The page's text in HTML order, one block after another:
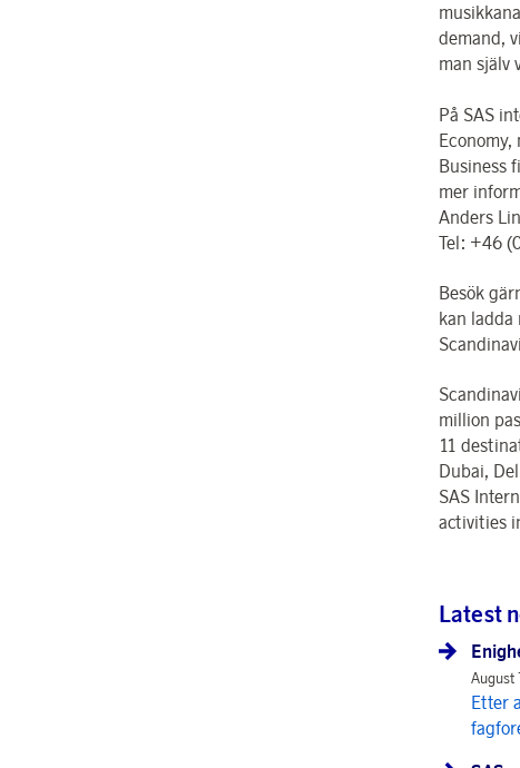
demand,
man själv
På SAS
Business
mer
Anders
Tel: +46
Besök
kan ladda
million
11
Dubai,
SAS
activities
Latest
August
Etter